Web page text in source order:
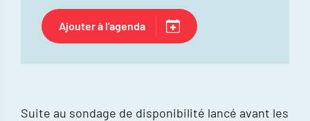
Suite au sondage de disponibilité lancé avant les
Ajouter à l'agenda